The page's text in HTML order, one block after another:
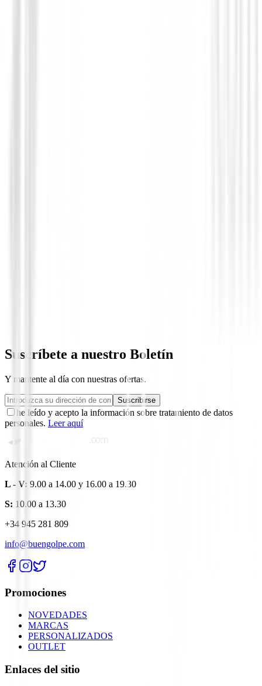
Suscríbete a nuestro Boletín
Y mantente al día con nuestras ofertas.
Suscribirse
he leído y acepto la información sobre tratamiento de datos
personales. Leer aquí
Atención al Cliente
L - V: 9.00 a 14.00 y 16.00 a 19.30
S: 10.00 a 13.30
+34 945 281 809
info@buengolpe.com
Promociones
NOVEDADES
MARCAS
PERSONALIZADOS
OUTLET
Enlaces del sitio